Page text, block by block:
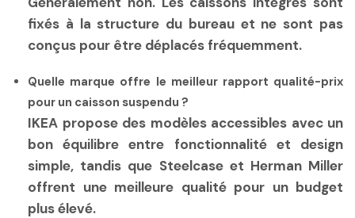
fixés à la structure du bureau et ne sont pas
conçus pour être déplacés fréquemment.
Quelle marque offre le meilleur rapport qualité-prix
pour un caisson suspendu ?
IKEA propose des modèles accessibles avec un
bon équilibre entre fonctionnalité et design
simple, tandis que Steelcase et Herman Miller
offrent une meilleure qualité pour un budget
plus élevé.